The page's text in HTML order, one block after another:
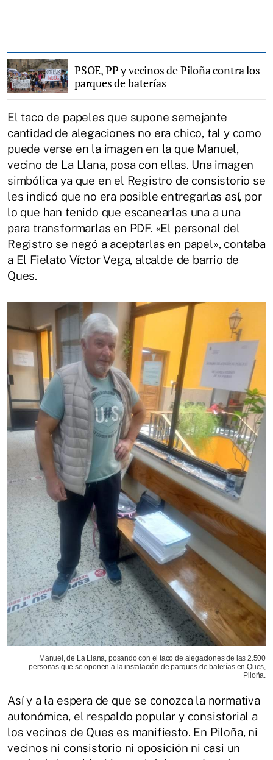
PSOE, PP y vecinos de Piloña contra los
parques de baterías
El taco de papeles que supone semejante
cantidad de alegaciones no era chico, tal y como
puede verse en la imagen en la que Manuel,
vecino de La Llana, posa con ellas. Una imagen
simbólica ya que en el Registro de consistorio se
les indicó que no era posible entregarlas así, por
lo que han tenido que escanearlas una a una
para transformarlas en PDF. «El personal del
Registro se negó a aceptarlas en papel», contaba
a El Fielato Víctor Vega, alcalde de barrio de
Ques.
Manuel, de La Llana, posando con el taco de alegaciones de las 2.500
personas que se oponen a la instalación de parques de baterías en Ques,
Piloña.
Así y a la espera de que se conozca la normativa
autonómica, el respaldo popular y consistorial a
los vecinos de Ques es manifiesto. En Piloña, ni
vecinos ni consistorio ni oposición ni casi un